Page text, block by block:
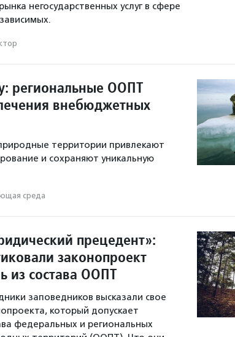
негосударственных услуг в сфере
региональные ООПТ
внебюджетных
территории привлекают
и сохраняют уникальную
среда
прецедент»:
законопроект
из состава ООПТ
заповедников высказали свое
который допускает
федеральных и региональных